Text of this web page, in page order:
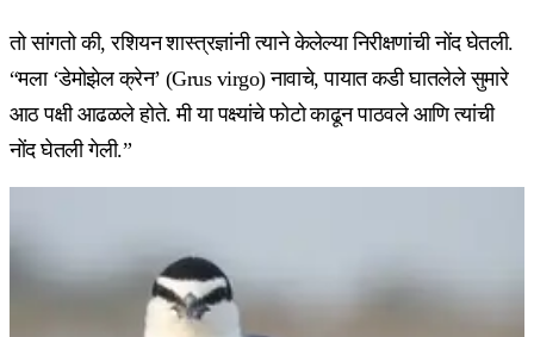
तो सांगतो की, रशियन शास्त्रज्ञांनी त्याने केलेल्या निरीक्षणांची नोंद घेतली.
“मला ‘डेमोझेल क्रेन’ (Grus virgo) नावाचे, पायात कडी घातलेले सुमारे
आठ पक्षी आढळले होते. मी या पक्ष्यांचे फोटो काढून पाठवले आणि त्यांची
नोंद घेतली गेली.”